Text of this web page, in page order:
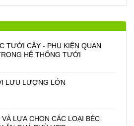
TƯỚI CÂY - PHỤ KIỆN QUAN
HỆ THỐNG TƯỚI
LƯU LƯỢNG LỚN
LỰA CHỌN CÁC LOẠI BÉC